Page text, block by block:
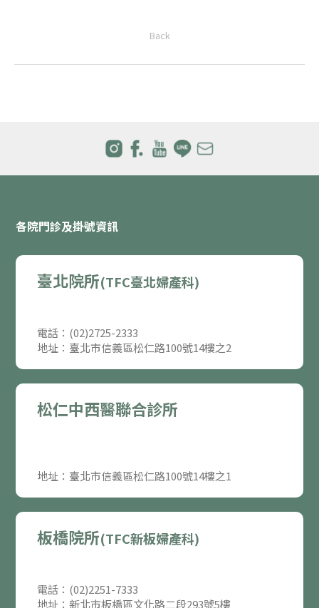
Back
各院門診及掛號資訊
臺北院所(TFC臺北婦產科)
電話：(02)2725-2333
地址：臺北市信義區松仁路100號14樓之2
松仁中西醫聯合診所
地址：臺北市信義區松仁路100號14樓之1
板橋院所(TFC新板婦產科)
電話：(02)2251-7333
地址：新北市板橋區文化路二段293號5樓